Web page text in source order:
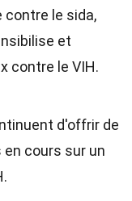
contre le sida,
et
contre le VIH.
d'offrir de
en cours sur un